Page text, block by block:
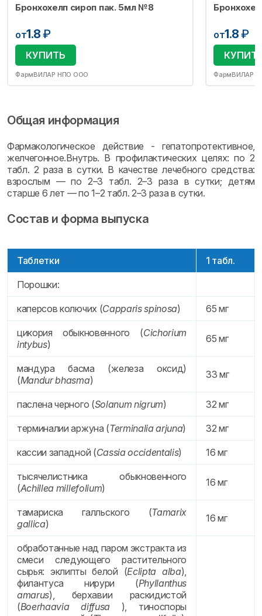
Бронхохелп сироп пак. 5мл №8
от1.8₽
КУПИТЬ
ФармВИЛАР НПО ООО
от1.8₽
ФармВИЛАР
Общая информация
Фармакологическое действие - гепатопротективное,
желчегонное.Внутрь. В профилактических целях: по 2
табл. 2 раза в сутки. В качестве лечебного средства:
взрослым — по 2–3 табл. 2–3 раза в сутки; детям
старше 6 лет — по 1–2 табл. 2–3 раза в сутки.
Состав и форма выпуска
Таблетки 1 табл.
Порошки:
каперсов колючих (Capparis spinosa) 65 мг
цикория обыкновенного (Cichorium
intybus) 65 мг
мандура басма (железа оксид)
(Mandur bhasma) 33 мг
паслена черного (Solanum nigrum) 32 мг
терминалии аржуна (Terminalia arjuna) 32 мг
кассии западной (Cassia occidentalis) 16 мг
тысячелистника обыкновенного
(Achillea millefolium) 16 мг
тамариска галльского (Tamarix
gallica) 16 мг
обработанные над паром экстракта из
смеси следующего растительного
сырья: эклипты белой (Eclipta alba),
филантуса нирури (Phyllanthus
amarus), берхавии раскидистой
(Boerhaavia diffusa ), тиноспоры